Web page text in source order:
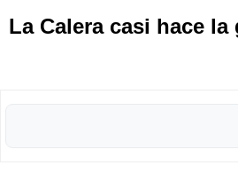
La Calera casi hace la